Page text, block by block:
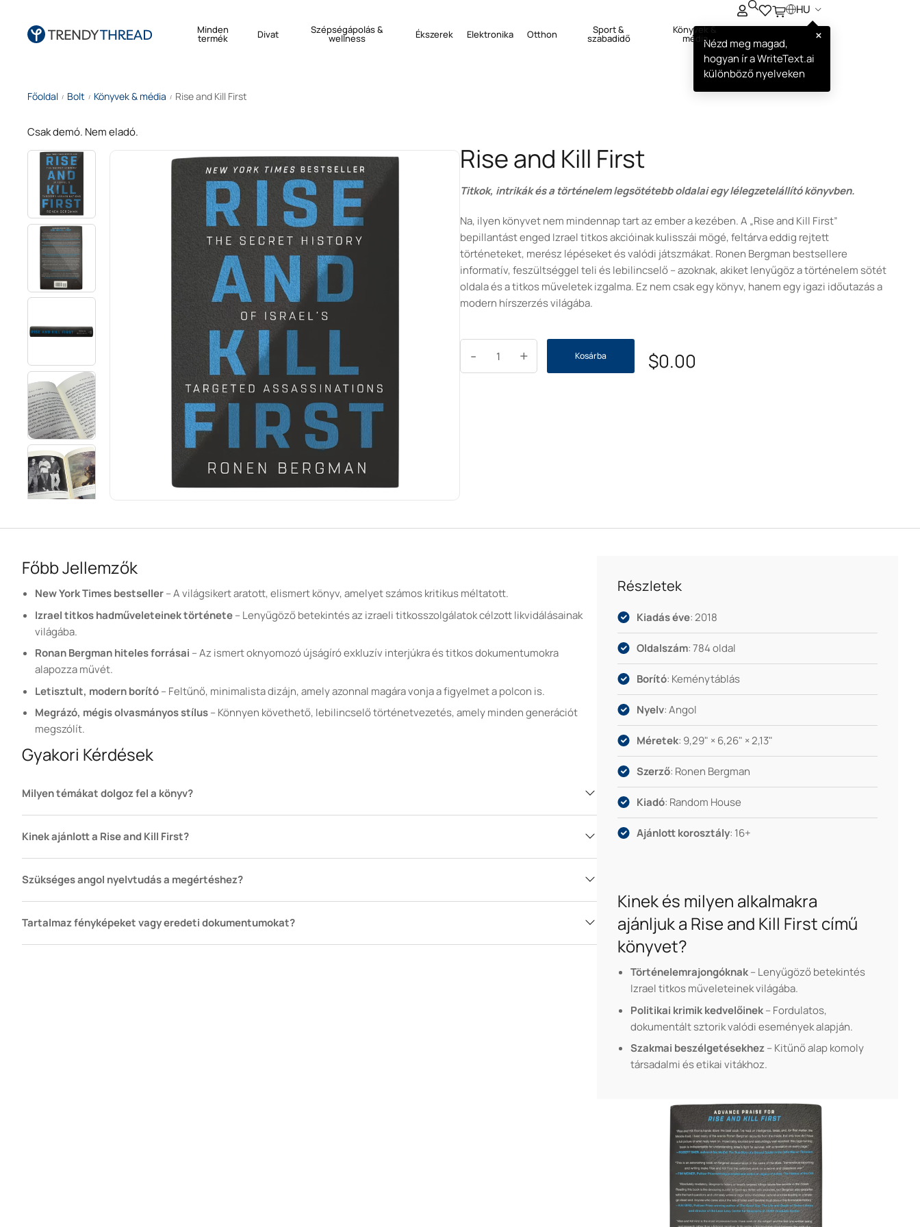
Minden
termék Divat Szépségápolás &
wellness Ékszerek Elektronika Otthon Sport &
szabadidő
Könyvek &
média
HU
×
Nézd meg magad,
hogyan ír a WriteText.ai
különböző nyelveken
Főoldal / Bolt / Könyvek & média / Rise and Kill First
Csak demó. Nem eladó.
Rise and Kill First
Titkok, intrikák és a történelem legsötétebb oldalai egy lélegzetelállító könyvben.
Na, ilyen könyvet nem mindennap tart az ember a kezében. A „Rise and Kill First”
bepillantást enged Izrael titkos akcióinak kulisszái mögé, feltárva eddig rejtett
történeteket, merész lépéseket és valódi játszmákat. Ronen Bergman bestsellere
informatív, feszültséggel teli és lebilincselő – azoknak, akiket lenyűgöz a történelem sötét
oldala és a titkos műveletek izgalma. Ez nem csak egy könyv, hanem egy igazi időutazás a
modern hírszerzés világába.
+
- Kosárba $0.00
Főbb Jellemzők
New York Times bestseller– A világsikert aratott, elismert könyv, amelyet számos kritikus méltatott.
Izrael titkos hadműveleteinek története– Lenyűgöző betekintés az izraeli titkosszolgálatok célzott likvidálásainak
világába.
Ronan Bergman hiteles forrásai – Az ismert oknyomozó újságíró exkluzív interjúkra és titkos dokumentumokra
alapozza művét.
Letisztult, modern borító– Feltűnő, minimalista dizájn, amely azonnal magára vonja a figyelmet a polcon is.
Megrázó, mégis olvasmányos stílus– Könnyen követhető, lebilincselő történetvezetés, amely minden generációt
megszólít.
Gyakori Kérdések
Milyen témákat dolgoz fel a könyv?
Kinek ajánlott a Rise and Kill First?
Szükséges angol nyelvtudás a megértéshez?
Tartalmaz fényképeket vagy eredeti dokumentumokat?
Részletek
Kiadás éve: 2018
Oldalszám: 784 oldal
Borító: Keménytáblás
Nyelv: Angol
Méretek: 9,29" × 6,26" × 2,13"
Szerző: Ronen Bergman
Kiadó: Random House
Ajánlott korosztály: 16+
Kinek és milyen alkalmakra
ajánljuk a Rise and Kill First című
könyvet?
Történelemrajongóknak– Lenyűgöző betekintés
Izrael titkos műveleteinek világába.
Politikai krimik kedvelőinek– Fordulatos,
dokumentált sztorik valódi események alapján.
Szakmai beszélgetésekhez– Kitűnő alap komoly
társadalmi és etikai vitákhoz.